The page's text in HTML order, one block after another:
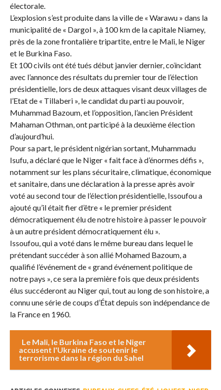
électorale.
L’explosion s’est produite dans la ville de « Warawu » dans la
municipalité de « Dargol », à 100 km de la capitale Niamey,
près de la zone frontalière tripartite, entre le Mali, le Niger
et le Burkina Faso.
Et 100 civils ont été tués début janvier dernier, coïncidant
avec l’annonce des résultats du premier tour de l’élection
présidentielle, lors de deux attaques visant deux villages de
l’Etat de « Tillaberi », le candidat du parti au pouvoir,
Muhammad Bazoum, et l’opposition, l’ancien Président
Mahaman Othman, ont participé à la deuxième élection
d’aujourd’hui.
Pour sa part, le président nigérian sortant, Muhammadu
Isufu, a déclaré que le Niger « fait face à d’énormes défis »,
notamment sur les plans sécuritaire, climatique, économique
et sanitaire, dans une déclaration à la presse après avoir
voté au second tour de l’élection présidentielle, Issoufou a
ajouté qu’il était fier d’être « le premier président
démocratiquement élu de notre histoire à passer le pouvoir
à un autre président démocratiquement élu ».
Issoufou, qui a voté dans le même bureau dans lequel le
prétendant succéder à son allié Mohamed Bazoum, a
qualifié l’événement de « grand événement politique de
notre pays », ce sera la première fois que deux présidents
élus succéderont au Niger qui, tout au long de son histoire, a
connu une série de coups d’État depuis son indépendance de
la France en 1960.
Le Mali, le Burkina Faso et le Niger
accusent l'Ukraine de soutenir le
terrorisme dans la région du Sahel